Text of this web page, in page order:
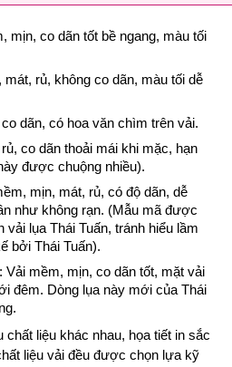
mịn, co dãn tốt bề ngang, màu tối
mát, rủ, không co dãn, màu tối dễ
dãn, có hoa văn chìm trên vải.
co dãn thoải mái khi mặc, hạn
được chuộng nhiều).
mịn, mát, rủ, có độ dãn, dễ
như không rạn. (Mẫu mã được
vải lụa Thái Tuấn, tránh hiểu lầm
bởi Thái Tuấn).
: Vải mềm, mịn, co dãn tốt, mặt vải
đêm. Dòng lụa này mới của Thái
chất liệu khác nhau, họa tiết in sắc
liệu vải đều được chọn lựa kỹ